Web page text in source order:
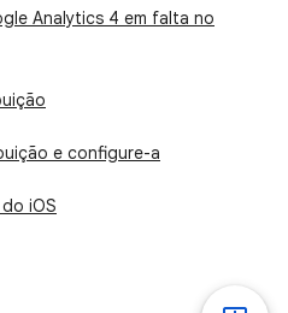
Analytics 4 em falta no
e configure-a
iOS